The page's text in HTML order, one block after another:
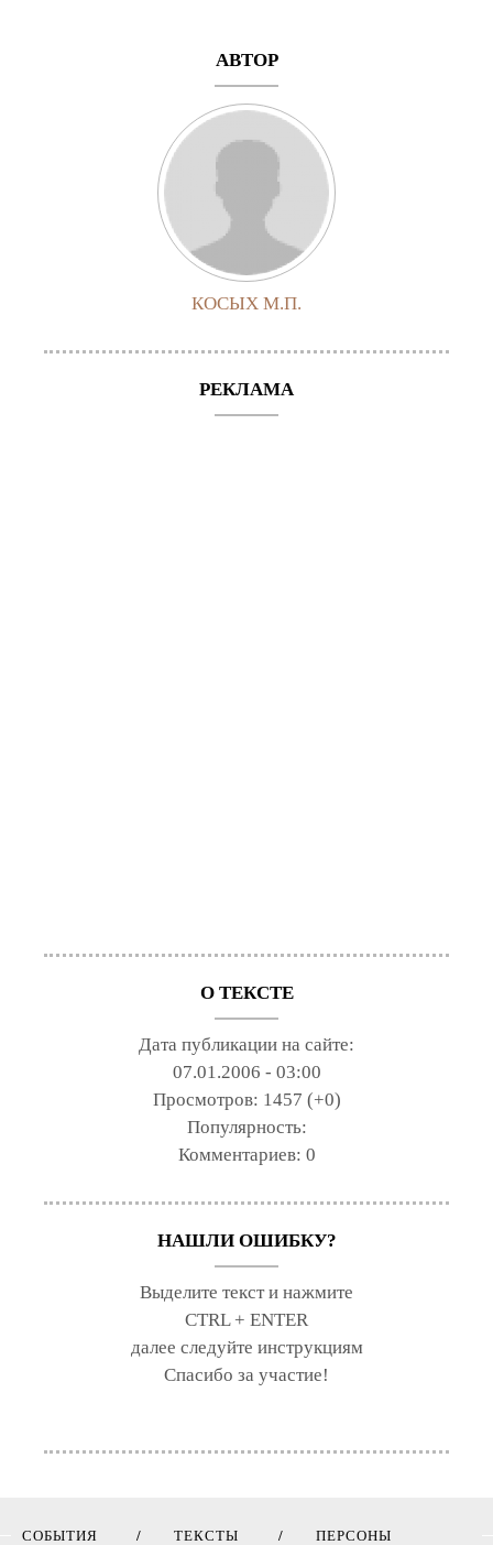
АВТОР
КОСЫХ М.П.
РЕКЛАМА
О ТЕКСТЕ
Дата публикации на сайте:
07.01.2006 - 03:00
Просмотров: 1457 (+0)
Популярность:
Комментариев: 0
НАШЛИ ОШИБКУ?
Выделите текст и нажмите
CTRL + ENTER
далее следуйте инструкциям
Спасибо за участие!
СОБЫТИЯ ТЕКСТЫ ПЕРСОНЫ